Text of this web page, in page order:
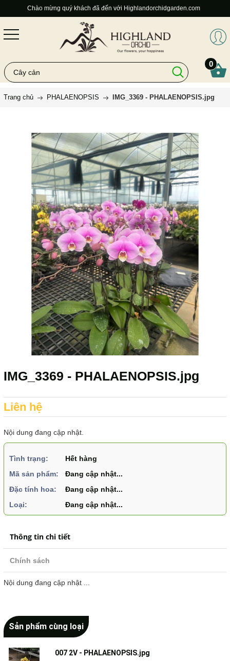
Chào mừng quý khách đã đến với Highlandorchidgarden.com
0
Trang chủ PHALAENOPSIS IMG_3369 - PHALAENOPSIS.jpg
IMG_3369 - PHALAENOPSIS.jpg
Liên hệ
Nội dung đang cập nhật.
Tình trạng:
Hết hàng
Mã sản phẩm:
Đang cập nhật...
Đặc tính hoa:
Đang cập nhật...
Loại:
Đang cập nhật...
Thông tin chi tiết
Chính sách
Nội dung đang cập nhật ...
Sản phẩm cùng loại
007 2V - PHALAENOPSIS.jpg